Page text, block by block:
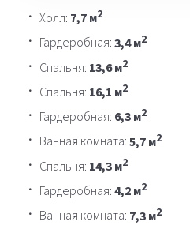
Холл: 7,7 м2
Гардеробная:3,4 м2
Спальня: 13,6 м2
Спальня: 16,1 м2
Гардеробная: 6,3 м2
Ванная комната:5,7 м2
Спальня: 14,3 м2
Гардеробная:4,2 м2
Ванная комната: 7,3 м2